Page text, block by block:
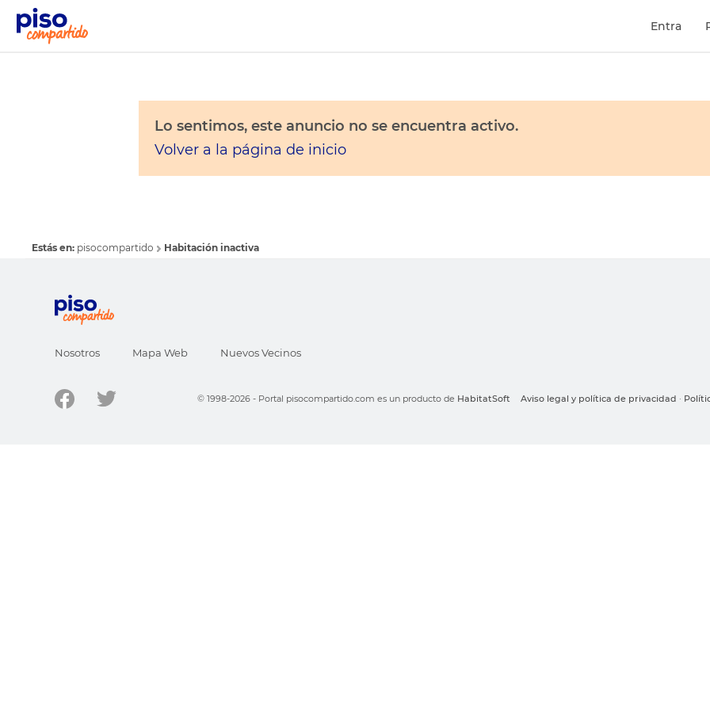
Entra
Lo sentimos, este anuncio no se encuentra activo.
Volver a la página de inicio
Estás en: pisocompartido Habitación inactiva
Nosotros Mapa Web Nuevos Vecinos
© 1998-2026 - Portal pisocompartido.com es un producto de HabitatSoft Aviso legal y política de privacidad ·